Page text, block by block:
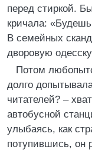
перед стиркой.
кричала:
В семейных
дворовую
Потом
долго
читателей? –
автобусной
улыбаясь, как
потупившись, он